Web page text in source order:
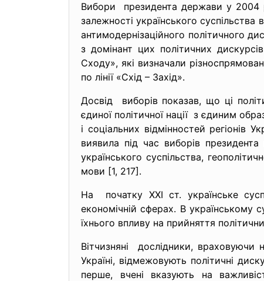
Вибори президента держави у 2004
залежності українського суспільства
антимодернізаційного політичного
з домінант цих політичних
Сходу», які визначали
по лінії «Схід – Захід».
Досвід виборів показав, що ці
єдиної політичної нації з єдиним
і соціальних відмінностей регіонів
виявила під час виборів
українського суспільства,
мови [1, 217].
На початку ХХІ ст. українське
економічній сферах. В українському
їхнього впливу на прийняття
Вітчизняні дослідники, враховуючи
Україні, відмежовують політичні
перше, вчені вказують на